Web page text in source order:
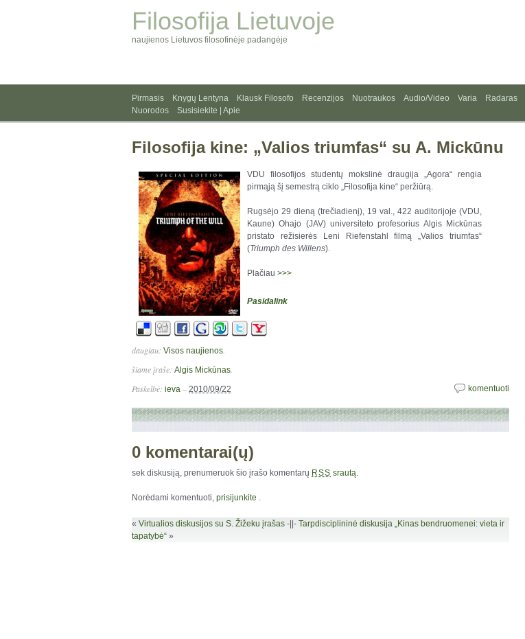
Filosofija Lietuvoje
naujienos Lietuvos filosofinėje padangėje
Pirmasis Knygų Lentyna Klausk Filosofo Recenzijos Nuotraukos Audio/Video Varia Radaras
Nuorodos
Susisiekite | Apie
Filosofija kine: „Valios triumfas“ su A. Mickūnu
VDU filosofijos studentų mokslinė draugija „Agora“ rengia
pirmąją šį semestrą ciklo „Filosofija kine“ peržiūrą.
Rugsėjo 29 dieną (trečiadienį), 19 val., 422 auditorijoje (VDU,
Kaune) Ohajo (JAV) universiteto profesorius Algis Mickūnas
pristato režisierės Leni Riefenstahl filmą „Valios triumfas“
(Triumph des Willens).
Plačiau >>>
Pasidalink
daugiau: Visos naujienos
šiame įraše: Algis Mickūnas
komentuoti
Paskelbė: ieva – 2010/09/22
0 komentarai(ų)
sek diskusiją, prenumeruok šio įrašo komentarų RSS srautą.
Norėdami komentuoti, prisijunkite .
« Virtualios diskusijos su S. Žižeku įrašas -||- Tarpdisciplininė diskusija „Kinas bendruomenei: vieta ir
tapatybė“ »